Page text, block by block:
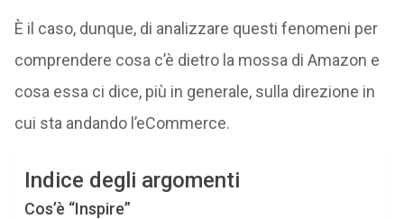
È il caso, dunque, di analizzare questi fenomeni per
comprendere cosa c’è dietro la mossa di Amazon e
cosa essa ci dice, più in generale, sulla direzione in
cui sta andando l’eCommerce.
Indice degli argomenti
Cos’è “Inspire”